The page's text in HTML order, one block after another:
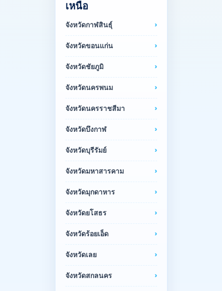
เหนือ
จังหวัดกาฬสินธุ์
จังหวัดขอนแก่น
จังหวัดชัยภูมิ
จังหวัดนครพนม
จังหวัดนครราชสีมา
จังหวัดบึงกาฬ
จังหวัดบุรีรัมย์
จังหวัดมหาสารคาม
จังหวัดมุกดาหาร
จังหวัดยโสธร
จังหวัดร้อยเอ็ด
จังหวัดเลย
จังหวัดสกลนคร